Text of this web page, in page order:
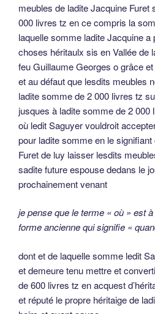
meubles de ladite Jacquine
000 livres tz en ce compris la
laquelle somme ladite Jacquine
choses héritaulx sis en Vallée de
feu Guillaume Georges o grâce
et au défaut que lesdits meubles
ladite somme de 2 000 livres tz
jusques à ladite somme de 2 000
où ledit Saguyer vouldroit
pour ladite somme en le
Furet de luy laisser lesdits
sadite future espouse dedans le
prochainement venant
je pense que le terme « où » est
forme ancienne qui signifie «
dont et de laquelle somme ledit
et demeure tenu mettre et
de 600 livres tz en acquest
et réputé le propre héritaige de